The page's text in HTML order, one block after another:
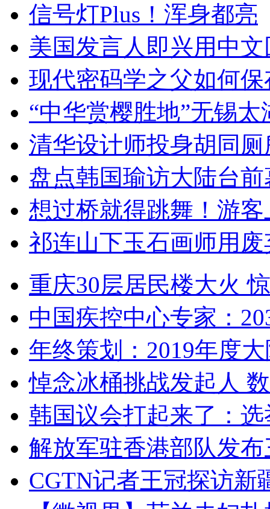
信号灯Plus！浑身都亮
美国发言人即兴用中
现代密码学之父如何
“中华赏樱胜地”无锡
清华设计师投身胡同
盘点韩国瑜访大陆台
想过桥就得跳舞！游客
祁连山下玉石画师用
重庆30层居民楼大火
中国疾控中心专家：
年终策划：2019年度
悼念冰桶挑战发起人
韩国议会打起来了：
解放军驻香港部队发
CGTN记者王冠探访新